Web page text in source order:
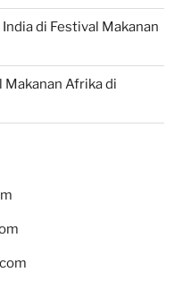
di Festival Makanan
Afrika di